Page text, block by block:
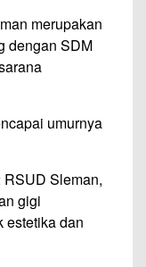
merupakan
dengan SDM
umurnya
Sleman,
gigi
estetika dan